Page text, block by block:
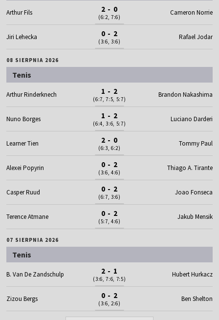
Arthur Fils 2 - 0
(6:2, 7:6)
Cameron Norrie
Jiri Lehecka 0 - 2
(3:6, 3:6)
Rafael Jodar
08 SIERPNIA 2026
Tenis
Arthur Rinderknech 1 - 2
(6:7, 7:5, 5:7)
Brandon Nakashima
Nuno Borges 1 - 2
(6:4, 3:6, 5:7)
Luciano Darderi
Learner Tien 2 - 0
(6:3, 6:2)
Tommy Paul
Alexei Popyrin 0 - 2
(3:6, 4:6)
Thiago A. Tirante
Casper Ruud 0 - 2
(6:7, 3:6)
Joao Fonseca
Terence Atmane 0 - 2
(5:7, 4:6)
Jakub Mensik
07 SIERPNIA 2026
Tenis
B. Van De Zandschulp 2 - 1
(3:6, 7:6, 7:5)
Hubert Hurkacz
Zizou Bergs 0 - 2
(3:6, 2:6)
Ben Shelton